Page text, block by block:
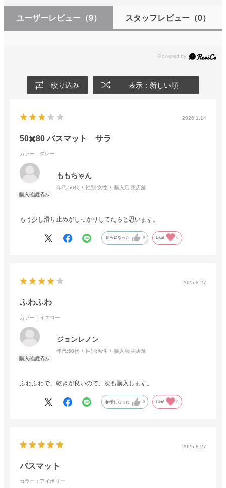
ユーザーレビュー （9） スタッフレビュー（0）
絞り込み 表示：新しい順
2026.1.14
50✖️80 バスマット サラ
カラー：グレー
ももちゃん
年代:50代 性別:女性 購入店:実店舗
もう少し滑り止めがしっかりしてたらと思います。
参考になった 0 Like! 0
2025.8.27
ふわふわ
カラー：イエロー
ジョンレノン
年代:50代 性別:男性 購入店:実店舗
ふわふわで、乾きが良いので、次も購入します。
参考になった 0 Like! 0
2025.8.27
バスマット
カラー：アイボリー